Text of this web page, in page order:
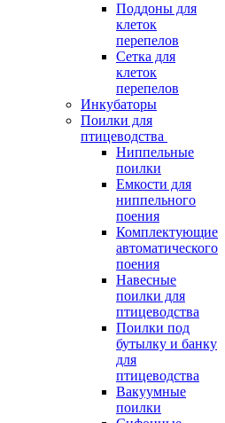
Поддоны для
клеток
перепелов
Сетка для
клеток
перепелов
Инкубаторы
Поилки для
птицеводства
Ниппельные
поилки
Емкости для
ниппельного
поения
Комплектующие
автоматического
поения
Навесные
поилки для
птицеводства
Поилки под
бутылку и банку
для
птицеводства
Вакуумные
поилки